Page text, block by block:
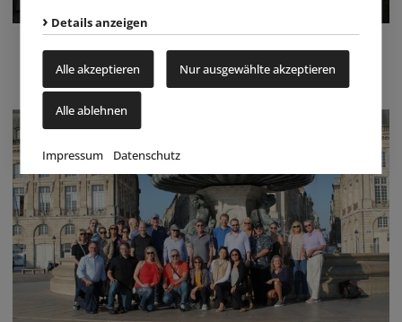
Details anzeigen
Alle akzeptieren Nur ausgewählte akzeptieren
Alle ablehnen
Impressum Datenschutz
aquanale/FSB 2019 in Köln, DE
GALERIE ANSEHEN